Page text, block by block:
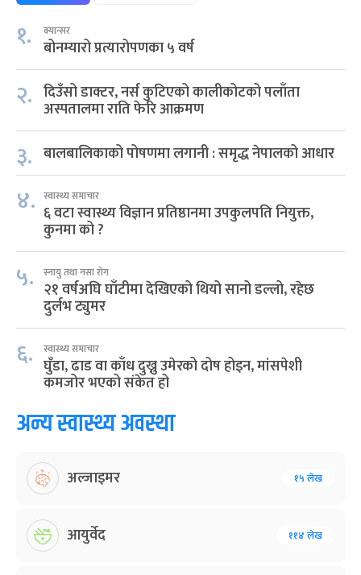
१. क्यान्सर
बोनम्यारो प्रत्यारोपणका ५ वर्ष
२. दिउँसो डाक्टर, नर्स कुटिएको कालीकोटको पलाँता
अस्पतालमा राति फेरि आक्रमण
३. बालबालिकाको पोषणमा लगानी : समृद्ध नेपालको आधार
४. स्वास्थ्य समाचार
६ वटा स्वास्थ्य विज्ञान प्रतिष्ठानमा उपकुलपति नियुक्त,
कुनमा को ?
५. स्नायु तथा नसा रोग
२१ वर्षअघि घाँटीमा देखिएको थियो सानो डल्लो, रहेछ
दुर्लभ ट्युमर
६. स्वास्थ्य समाचार
घुँडा, ढाड वा काँध दुख्नु उमेरको दोष होइन, मांसपेशी
कमजोर भएको संकेत हो
अन्य स्वास्थ्य अवस्था
अल्जाइमर १५ लेख
आयुर्वेद ११४ लेख